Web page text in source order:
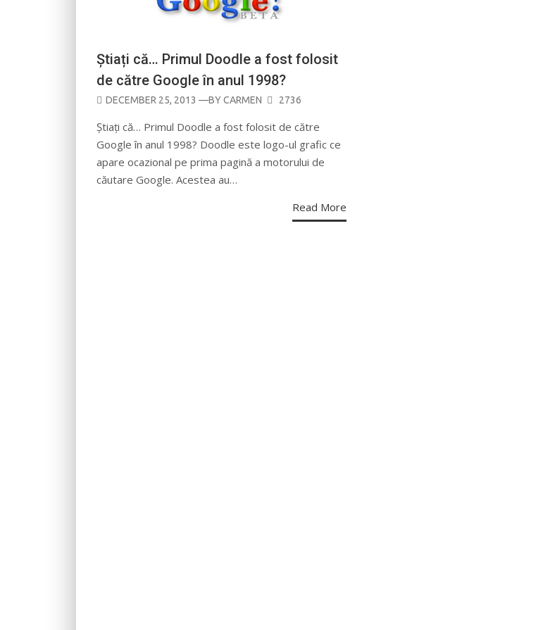
Știați că… Primul Doodle a fost folosit
de către Google în anul 1998?
POSTED
DECEMBER 25, 2013 —BYCARMEN 2736
Știați că… Primul Doodle a fost folosit de către
Google în anul 1998? Doodle este logo-ul grafic ce
apare ocazional pe prima pagină a motorului de
căutare Google. Acestea au…
Read More